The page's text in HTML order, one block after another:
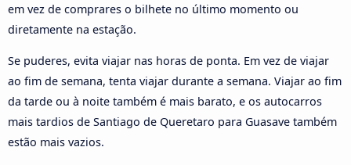
em vez de comprares o bilhete no último momento ou
diretamente na estação.
Se puderes, evita viajar nas horas de ponta. Em vez de viajar
ao fim de semana, tenta viajar durante a semana. Viajar ao fim
da tarde ou à noite também é mais barato, e os autocarros
mais tardios de Santiago de Queretaro para Guasave também
estão mais vazios.